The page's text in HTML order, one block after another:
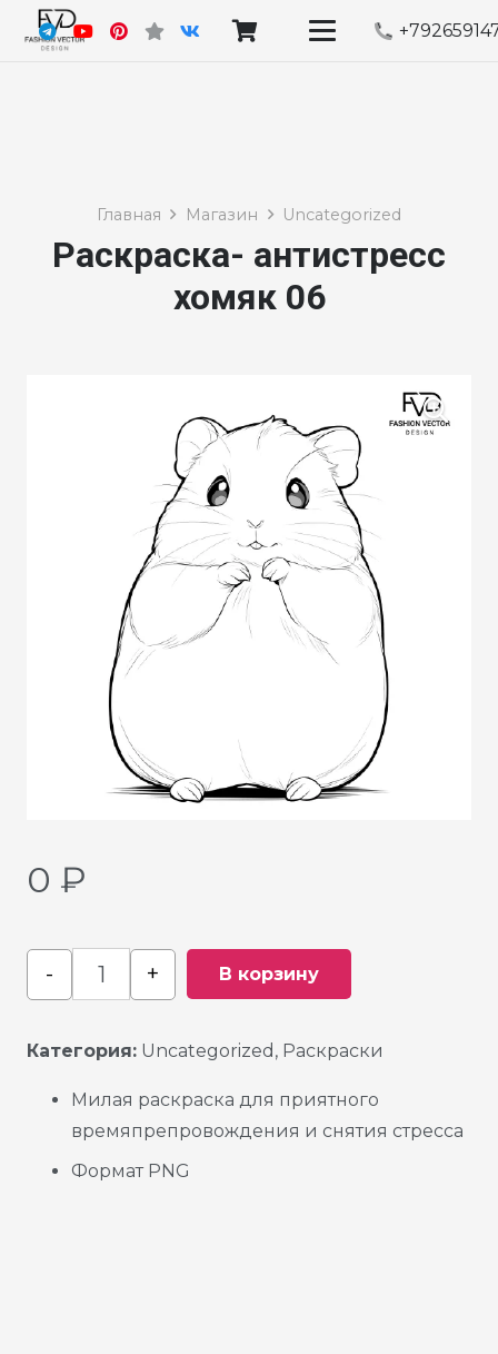
Главная Магазин Uncategorized
Раскраска- антистресс
хомяк 06
0 ₽
Quantity
- + В корзину
Категория: Uncategorized , Раскраски
Милая раскраска для приятного
времяпрепровождения и снятия стресса
Формат PNG